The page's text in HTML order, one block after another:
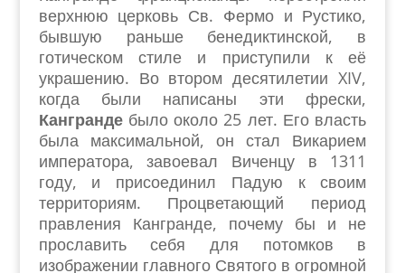
верхнюю церковь Св. Фермо и Рустико,
бывшую раньше бенедиктинской, в
готическом стиле и приступили к её
украшению. Во втором десятилетии XIV,
когда были написаны эти фрески,
Канграндебыло около 25 лет. Его власть
была максимальной, он стал Викарием
императора, завоевал Виченцу в 1311
году, и присоединил Падую к своим
территориям. Процветающий период
правления Кангранде, почему бы и не
прославить себя для потомков в
изображении главного Святого в огромной